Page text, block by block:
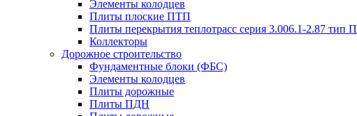
Элементы колодцев
Плиты плоские ПТП
Плиты перекрытия теплотрасс серия 3.006.1-2.87 тип П
Коллекторы
Дорожное строительство
Фундаментные блоки (ФБС)
Элементы колодцев
Плиты дорожные
Плиты ПДН